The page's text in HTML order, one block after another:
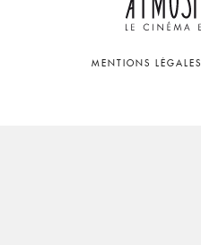
MENTIONS LÉGALES